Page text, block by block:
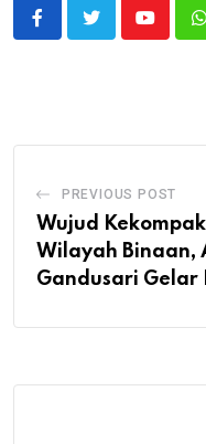
Youtube
PREVIOUS POST
Wujud
Wilayah Binaan,
Gandusari Gelar